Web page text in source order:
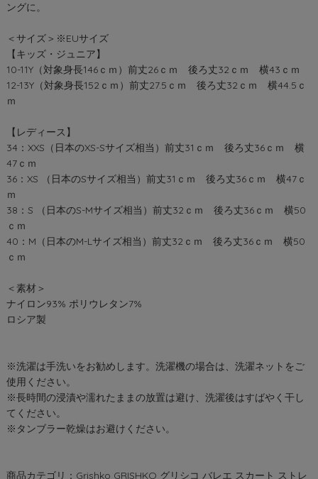
ングに。
＜サイズ＞※EUサイズ
【キッズ・ジュニア】
10-11Y（対象身長146ｃｍ）前丈26ｃｍ 後ろ丈32ｃｍ 横43ｃｍ
12-13Y（対象身長152ｃｍ）前丈27.5ｃｍ 後ろ丈32ｃｍ 横44.5ｃ
ｍ
【レディース】
34：XXS（日本のXS-Sサイズ相当）前丈31ｃｍ 後ろ丈36ｃｍ 横
47ｃｍ
36：XS （日本のSサイズ相当）前丈31ｃｍ 後ろ丈36ｃｍ 横47ｃ
ｍ
38：S （日本のS-Mサイズ相当）前丈32ｃｍ 後ろ丈36ｃｍ 横50
ｃｍ
40：M（日本のM-Lサイズ相当）前丈32ｃｍ 後ろ丈36ｃｍ 横50
ｃｍ
＜素材＞
ナイロン93% ポリウレタン7%
ロシア製
※洗濯は手洗いをお勧めします。洗濯機の場合は、洗濯ネットをご
使用ください。
※長時間の浸漬や濡れたままの放置は避け、洗濯後はすばやく干し
てください。
※タンブラー乾燥はお避けください。
商品カテゴリ：Grishko GRISHKO グリシコ バレエ スカート ストレ